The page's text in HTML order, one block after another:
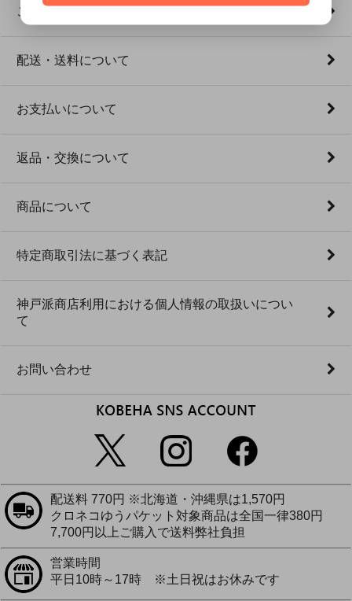
ご注文の流れ・会員登録・メール受信設定
配送・送料について
お支払いについて
返品・交換について
商品について
特定商取引法に基づく表記
神戸派商店利用における個人情報の取扱いについ
て
お問い合わせ
配送料 770円 ※北海道・沖縄県は1,570円
クロネコゆうパケット対象商品は全国一律380円
7,700円以上ご購入で送料弊社負担
営業時間
平日10時～17時 ※土日祝はお休みです